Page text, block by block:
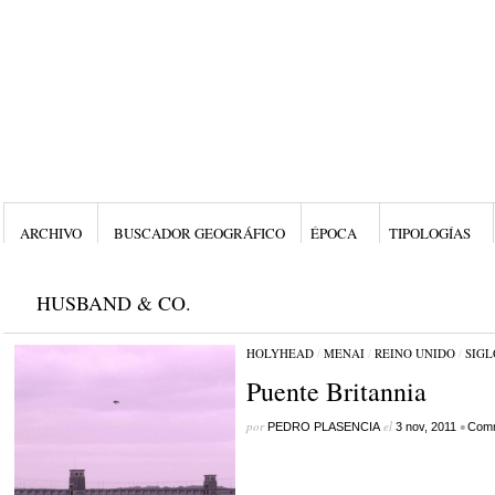
ARCHIVO BUSCADOR GEOGRÁFICO ÉPOCA TIPOLOGÍAS
HUSBAND & CO.
HOLYHEAD/ MENAI/ REINO UNIDO/
Puente Britannia
porPEDRO PLASENCIAel 3 nov, 2011 •